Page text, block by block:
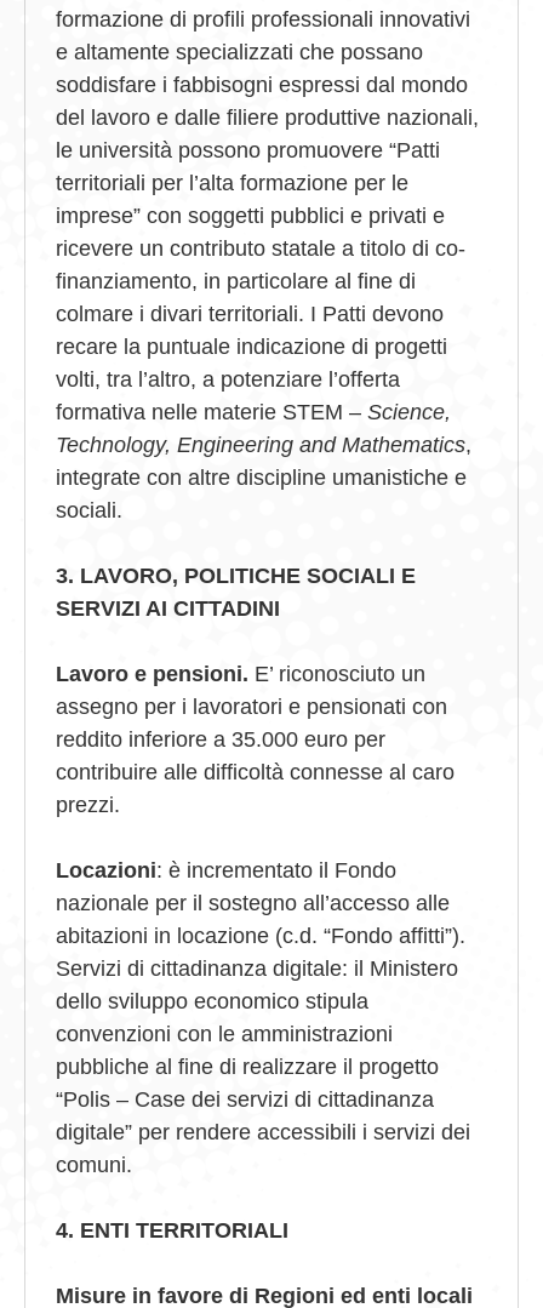
formazione di profili professionali innovativi
e altamente specializzati che possano
soddisfare i fabbisogni espressi dal mondo
del lavoro e dalle filiere produttive nazionali,
le università possono promuovere “Patti
territoriali per l’alta formazione per le
imprese” con soggetti pubblici e privati e
ricevere un contributo statale a titolo di co-
finanziamento, in particolare al fine di
colmare i divari territoriali. I Patti devono
recare la puntuale indicazione di progetti
volti, tra l’altro, a potenziare l’offerta
formativa nelle materie STEM – Science,
Technology, Engineering and Mathematics,
integrate con altre discipline umanistiche e
sociali.
3. LAVORO, POLITICHE SOCIALI E
SERVIZI AI CITTADINI
Lavoro e pensioni. E’ riconosciuto un
assegno per i lavoratori e pensionati con
reddito inferiore a 35.000 euro per
contribuire alle difficoltà connesse al caro
prezzi.
Locazioni: è incrementato il Fondo
nazionale per il sostegno all’accesso alle
abitazioni in locazione (c.d. “Fondo affitti”).
Servizi di cittadinanza digitale: il Ministero
dello sviluppo economico stipula
convenzioni con le amministrazioni
pubbliche al fine di realizzare il progetto
“Polis – Case dei servizi di cittadinanza
digitale” per rendere accessibili i servizi dei
comuni.
4. ENTI TERRITORIALI
Misure in favore di Regioni ed enti locali